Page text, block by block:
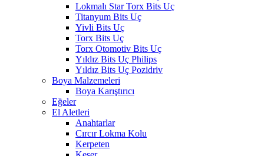
Lokmalı Star Torx Bits Uç
Titanyum Bits Uç
Yivli Bits Uç
Torx Bits Uç
Torx Otomotiv Bits Uç
Yıldız Bits Uç Philips
Yıldız Bits Uç Pozidriv
Boya Malzemeleri
Boya Karıştırıcı
Eğeler
El Aletleri
Anahtarlar
Cırcır Lokma Kolu
Kerpeten